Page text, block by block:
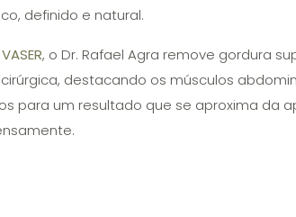
definido e natural.
VASER, o Dr. Rafael Agra remove gordura
destacando os músculos
para um resultado que se aproxima da